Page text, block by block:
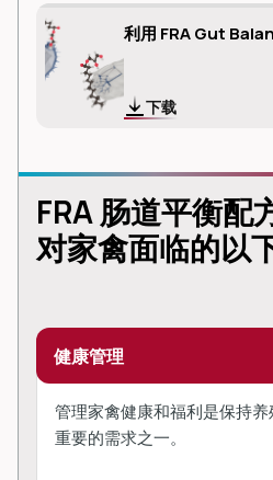
利用 FRA Gut
下载
FRA 肠道平衡配
对家禽面临的以
健康管理
管理家禽健康和福利是保持
重要的需求之一。